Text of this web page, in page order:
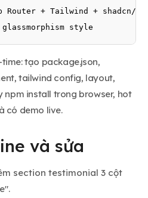
Router + Tailwind + shadcn/ui
style
tạo package.json,
tailwind config, layout,
npm install trong browser, hot
có demo live.
và sửa
section testimonial 3 cột